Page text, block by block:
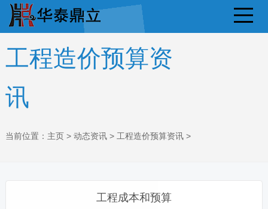
工程造价预算资
讯
当前位置： 主页> 动态资讯> 工程造价预算资讯>
工程成本和预算